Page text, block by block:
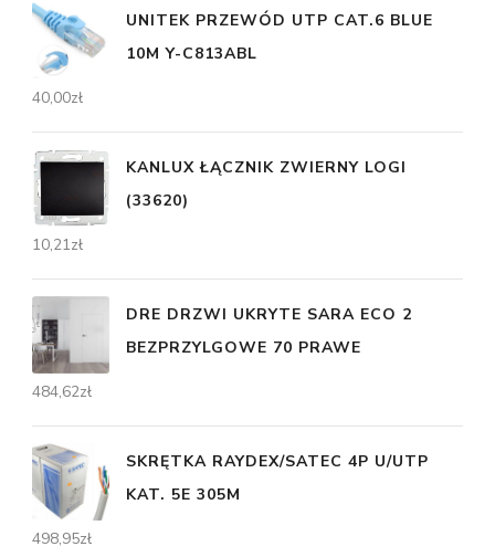
UNITEK PRZEWÓD UTP CAT.6 BLUE
10M Y-C813ABL
40,00zł
KANLUX ŁĄCZNIK ZWIERNY LOGI
(33620)
10,21zł
DRE DRZWI UKRYTE SARA ECO 2
BEZPRZYLGOWE 70 PRAWE
484,62zł
SKRĘTKA RAYDEX/SATEC 4P U/UTP
KAT. 5E 305M
498,95zł